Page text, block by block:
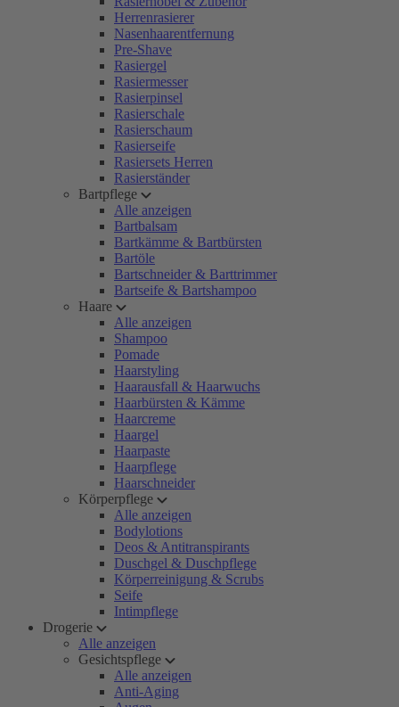
Herrenrasierer
Nasenhaarentfernung
Pre-Shave
Rasiergel
Rasiermesser
Rasierpinsel
Rasierschale
Rasierschaum
Rasierseife
Rasiersets Herren
Rasierständer
Bartpflege
Alle anzeigen
Bartbalsam
Bartkämme & Bartbürsten
Bartöle
Bartschneider & Barttrimmer
Bartseife & Bartshampoo
Haare
Alle anzeigen
Shampoo
Pomade
Haarstyling
Haarausfall & Haarwuchs
Haarbürsten & Kämme
Haarcreme
Haargel
Haarpaste
Haarpflege
Haarschneider
Körperpflege
Alle anzeigen
Bodylotions
Deos & Antitranspirants
Duschgel & Duschpflege
Körperreinigung & Scrubs
Seife
Intimpflege
Drogerie
Alle anzeigen
Gesichtspflege
Alle anzeigen
Anti-Aging